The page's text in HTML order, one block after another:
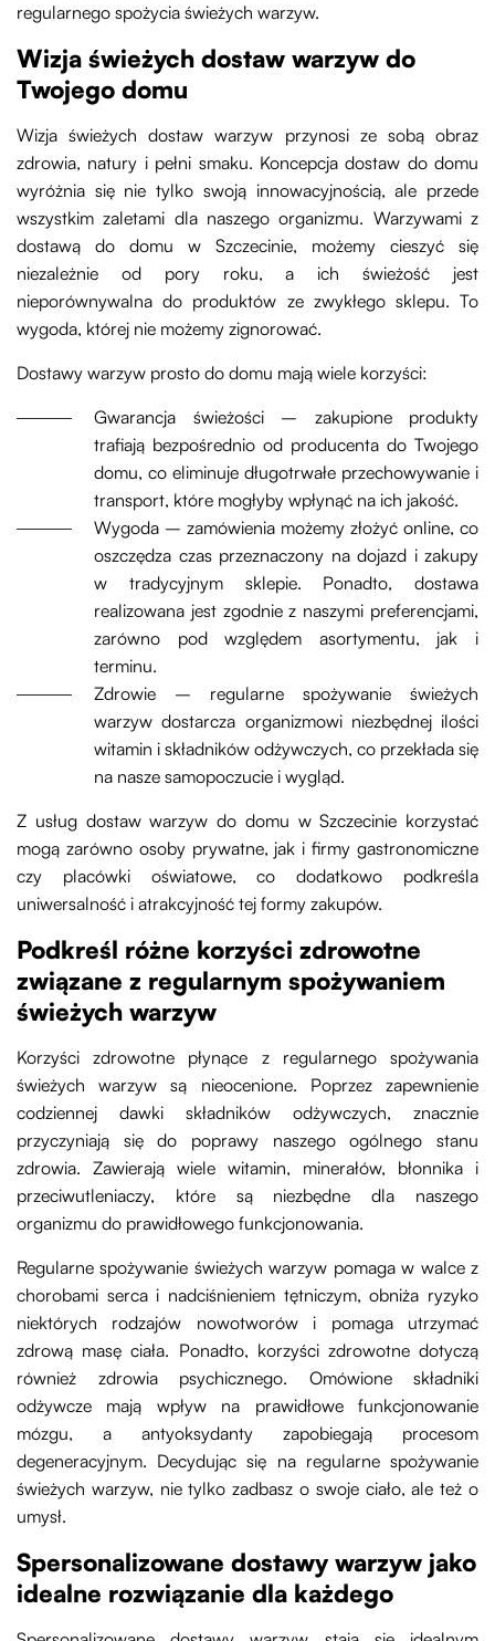
regularnego spożycia świeżych warzyw.
Wizja świeżych dostaw warzyw do
Twojego domu
Wizja świeżych dostaw warzyw przynosi ze sobą obraz
zdrowia, natury i pełni smaku. Koncepcja dostaw do domu
wyróżnia się nie tylko swoją innowacyjnością, ale przede
wszystkim zaletami dla naszego organizmu. Warzywami z
dostawą do domu w Szczecinie, możemy cieszyć się
niezależnie od pory roku, a ich świeżość jest
nieporównywalna do produktów ze zwykłego sklepu. To
wygoda, której nie możemy zignorować.
Dostawy warzyw prosto do domu mają wiele korzyści:
Gwarancja świeżości – zakupione produkty
trafiają bezpośrednio od producenta do Twojego
domu, co eliminuje długotrwałe przechowywanie i
transport, które mogłyby wpłynąć na ich jakość.
Wygoda – zamówienia możemy złożyć online, co
oszczędza czas przeznaczony na dojazd i zakupy
w tradycyjnym sklepie. Ponadto, dostawa
realizowana jest zgodnie z naszymi preferencjami,
zarówno pod względem asortymentu, jak i
terminu.
Zdrowie – regularne spożywanie świeżych
warzyw dostarcza organizmowi niezbędnej ilości
witamin i składników odżywczych, co przekłada się
na nasze samopoczucie i wygląd.
Z usług dostaw warzyw do domu w Szczecinie korzystać
mogą zarówno osoby prywatne, jak i firmy gastronomiczne
czy placówki oświatowe, co dodatkowo podkreśla
uniwersalność i atrakcyjność tej formy zakupów.
Podkreśl różne korzyści zdrowotne
związane z regularnym spożywaniem
świeżych warzyw
Korzyści zdrowotne płynące z regularnego spożywania
świeżych warzyw są nieocenione. Poprzez zapewnienie
codziennej dawki składników odżywczych, znacznie
przyczyniają się do poprawy naszego ogólnego stanu
zdrowia. Zawierają wiele witamin, minerałów, błonnika i
przeciwutleniaczy, które są niezbędne dla naszego
organizmu do prawidłowego funkcjonowania.
Regularne spożywanie świeżych warzyw pomaga w walce z
chorobami serca i nadciśnieniem tętniczym, obniża ryzyko
niektórych rodzajów nowotworów i pomaga utrzymać
zdrową masę ciała. Ponadto, korzyści zdrowotne dotyczą
również zdrowia psychicznego. Omówione składniki
odżywcze mają wpływ na prawidłowe funkcjonowanie
mózgu, a antyoksydanty zapobiegają procesom
degeneracyjnym. Decydując się na regularne spożywanie
świeżych warzyw, nie tylko zadbasz o swoje ciało, ale też o
umysł.
Spersonalizowane dostawy warzyw jako
idealne rozwiązanie dla każdego